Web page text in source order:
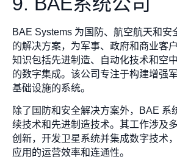
BAE Systems 为国防、航空航天和安
的解决方案，为军事、政府和商业客
知识包括先进制造、自动化技术和空
的数字集成。该公司专注于构建增强
基础设施的系统。
除了国防和安全解决方案外，BAE 系
续技术和先进制造技术。其工作涉及
创新，开发卫星系统并集成数字技术
应用的运营效率和连通性。